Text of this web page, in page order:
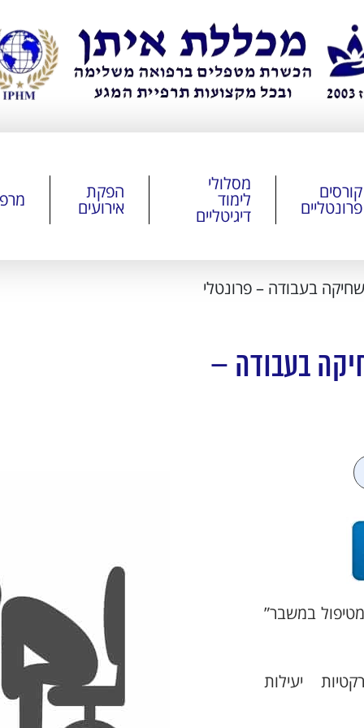
קורסים
פרונטליים
מסלולי
לימוד
דיגיטליים
הפקת
אירועים
בעבודה – פרונטלי
בעבודה –
במשבר”
יעילות